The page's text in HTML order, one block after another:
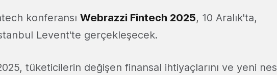
konferansı Webrazzi Fintech 2025, 10 Aralık'ta,
Levent'te gerçekleşecek.
tüketicilerin değişen finansal ihtiyaçlarını ve yeni